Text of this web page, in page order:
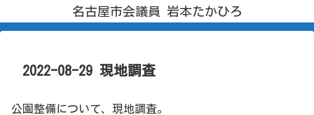
名古屋市会議員 岩本たかひろ
2022-08-29 現地調査
公園整備について、現地調査。